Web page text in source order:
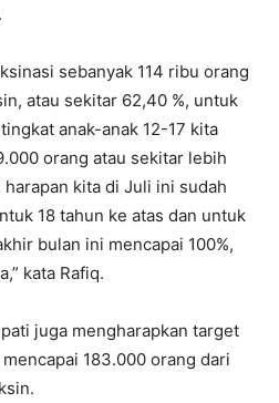
sebanyak 114 ribu orang
atau sekitar 62,40 %, untuk
anak-anak 12-17 kita
orang atau sekitar lebih
harapan kita di Juli ini sudah
18 tahun ke atas dan untuk
bulan ini mencapai 100%,
kata Rafiq.
juga mengharapkan target
183.000 orang dari